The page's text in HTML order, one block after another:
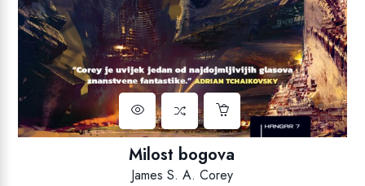
Milost bogova
James S. A. Corey